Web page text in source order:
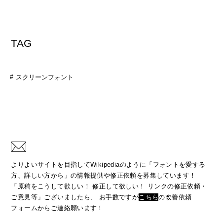
TAG
スクリーンフォント
よりよいサイトを目指してWikipediaのように「フォントを愛する
方、詳しい方から」の情報提供や修正依頼を募集しています！
「原稿をこうして欲しい！ 修正して欲しい！ リンクの修正依頼・
ご意見等」ございましたら、
お手数ですが こちらの改善依頼
フォームからご連絡願います！